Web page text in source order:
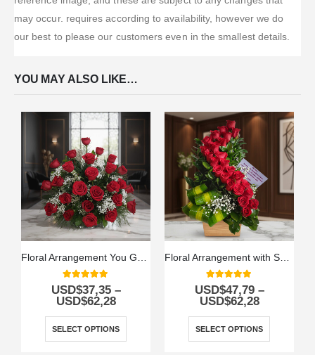
may occur. requires according to availability, however we do
our best to please our customers even in the smallest details.
YOU MAY ALSO LIKE…
Floral Arrangement You Got Me Crazy
5.00out of 5
USD$37,35 –
USD$62,28
SELECT OPTIONS
Floral Arrangement with Spiral Roses
5.00out of 5
USD$47,79 –
USD$62,28
SELECT OPTIONS